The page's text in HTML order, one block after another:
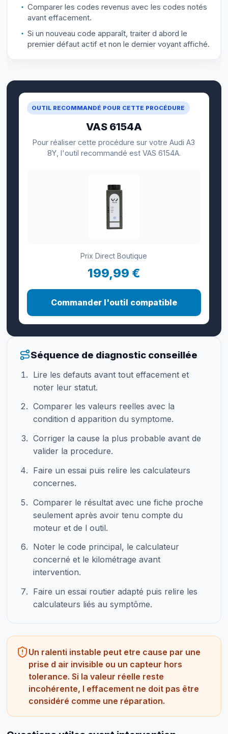
Comparer les codes revenus avec les codes notés
avant effacement.
Si un nouveau code apparaît, traiter d abord le
premier défaut actif et non le dernier voyant affiché.
OUTIL RECOMMANDÉ POUR CETTE PROCÉDURE
VAS 6154A
Pour réaliser cette procédure sur votre Audi A3
8Y, l'outil recommandé est VAS 6154A.
Prix Direct Boutique
199,99 €
Commander l'outil compatible
Séquence de diagnostic conseillée
Lire les defauts avant tout effacement et
noter leur statut.
Comparer les valeurs reelles avec la
condition d apparition du symptome.
Corriger la cause la plus probable avant de
valider la procedure.
Faire un essai puis relire les calculateurs
concernes.
Comparer le résultat avec une fiche proche
seulement après avoir tenu compte du
moteur et de l outil.
Noter le code principal, le calculateur
concerné et le kilométrage avant
intervention.
Faire un essai routier adapté puis relire les
calculateurs liés au symptôme.
Un ralenti instable peut etre cause par une
prise d air invisible ou un capteur hors
tolerance. Si la valeur réelle reste
incohérente, l effacement ne doit pas être
considéré comme une réparation.